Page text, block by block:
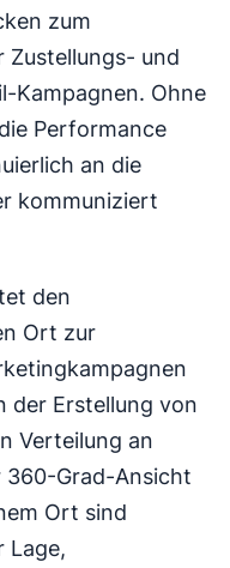
zum
Zustellungs- und
Kampagnen. Ohne
Performance
an die
kommuniziert
den
Ort zur
der Erstellung von
Verteilung an
360-Grad-Ansicht
Ort sind
Lage,